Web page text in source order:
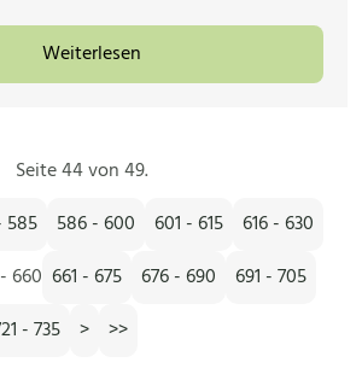
Weiterlesen
Seite 44 von 49.
585 586 - 600 601 - 615
616 - 630
660 661 - 675 676 - 690
691 - 705
- 735 > >>